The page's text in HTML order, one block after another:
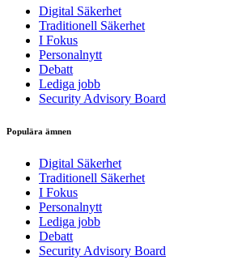
Digital Säkerhet
Traditionell Säkerhet
I Fokus
Personalnytt
Debatt
Lediga jobb
Security Advisory Board
Populära ämnen
Digital Säkerhet
Traditionell Säkerhet
I Fokus
Personalnytt
Lediga jobb
Debatt
Security Advisory Board